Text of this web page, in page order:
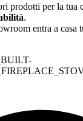
prodotti per la tua
.
entra a casa